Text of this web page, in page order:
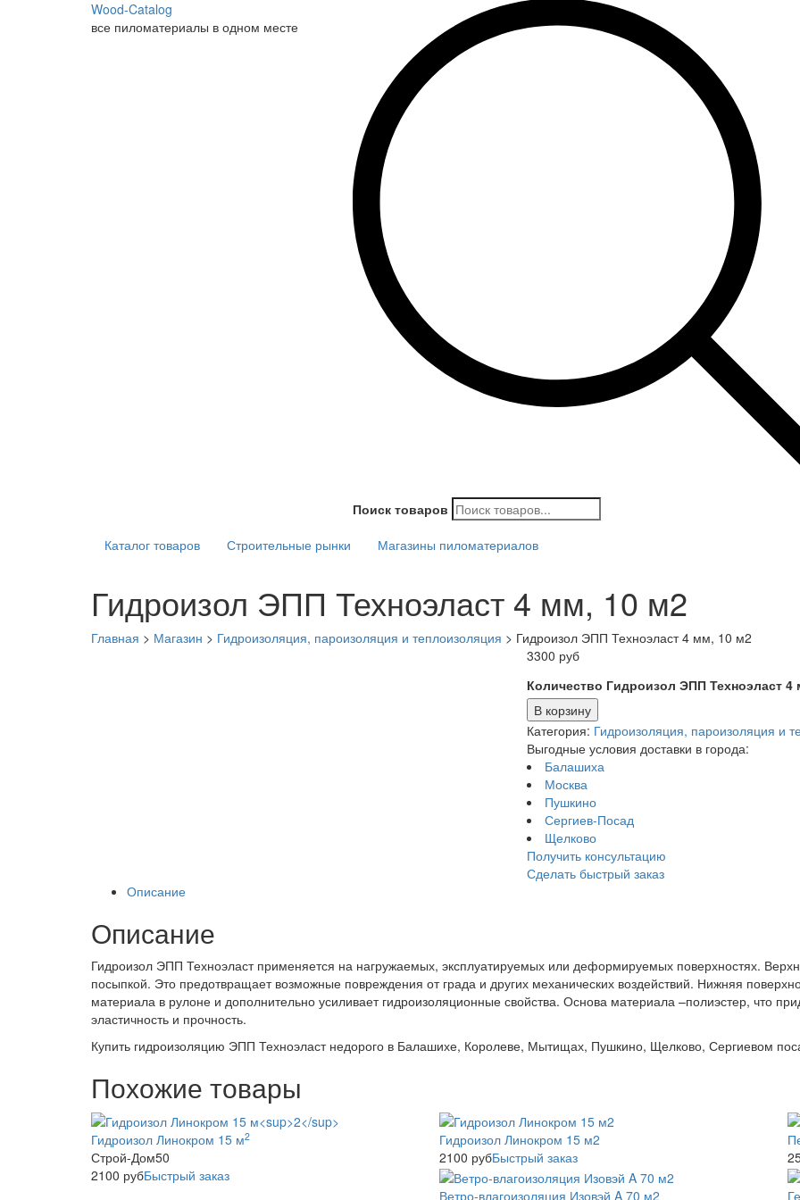
Wood-Catalog
все пиломатериалы в одном месте
Поиск товаров
Каталог товаров
Строительные рынки Магазины пиломатериалов
Гидроизол ЭПП Техноэласт 4 мм, 10 м2
Главная > Магазин > Гидроизоляция, пароизоляция и теплоизоляция > Гидроизол ЭПП Техноэласт 4 мм, 10 м2
3300 руб
Количество Гидроизол ЭПП Техноэласт 4
В корзину
Категория: Гидроизоляция, пароизоляция и
Выгодные условия доставки в города:
Балашиха
Москва
Пушкино
Сергиев-Посад
Щелково
Получить консультацию
Сделать быстрый заказ
Описание
Описание
Гидроизол ЭПП Техноэласт применяется на нагружаемых, эксплуатируемых или деформируемых поверхностях.
посыпкой. Это предотвращает возможные повреждения от града и других механических воздействий. Нижняя
материала в рулоне и дополнительно усиливает гидроизоляционные свойства. Основа материала –полиэстер, что
эластичность и прочность.
Купить гидроизоляцию ЭПП Техноэласт недорого в Балашихе, Королеве, Мытищах, Пушкино, Щелково, Сергиевом
Похожие товары
Гидроизол Линокром 15 м2
Строй-Дом50
2100 рубБыстрый заказ
Гидроизол Линокром 15 м2
2100 рубБыстрый заказ
Ветро-влагоизоляция Изовэй A 70 м2